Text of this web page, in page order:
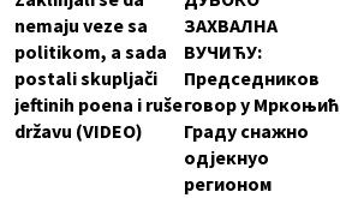
nemaju veze sa
politikom, a sada
postali skupljači
jeftinih poena i ruše
državu (VIDEO)
ЗАХВАЛНА
ВУЧИЋУ:
Председников
говор у Мркоњић
Граду снажно
одјекнуо
регионом